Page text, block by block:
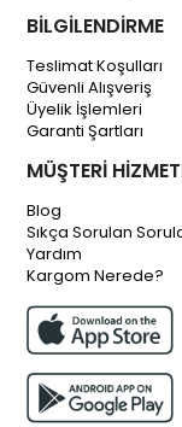
BİLGİLENDİRME
Teslimat Koşulları
Güvenli Alışveriş
Üyelik İşlemleri
Garanti Şartları
MÜŞTERİ
Blog
Sıkça Sorulan
Yardım
Kargom Nerede?